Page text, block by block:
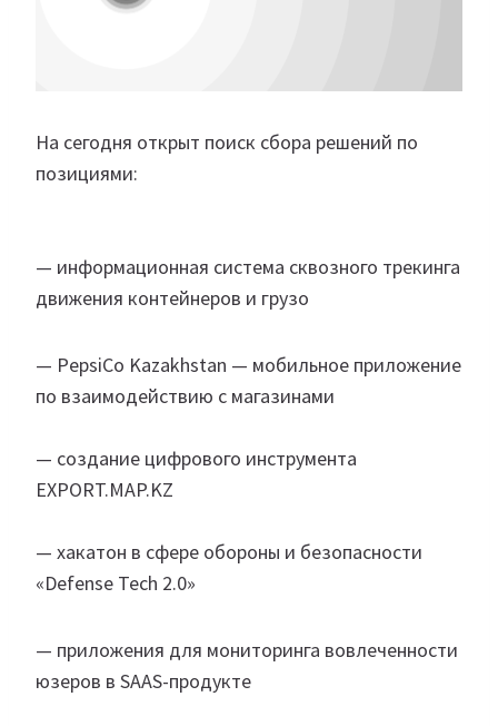
На сегодня открыт поиск сбора решений по
позициями:
— информационная система сквозного трекинга
движения контейнеров и грузо
— PepsiCo Kazakhstan — мобильное приложение
по взаимодействию с магазинами
— создание цифрового инструмента
EXPORT.MAP.KZ
— хакатон в сфере обороны и безопасности
«Defense Tech 2.0»
— приложения для мониторинга вовлеченности
юзеров в SAAS-продукте